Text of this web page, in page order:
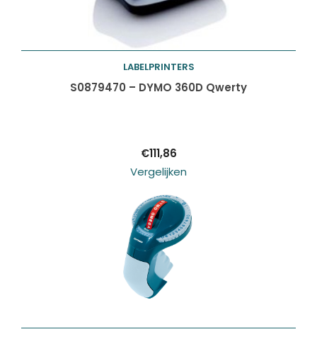
Toevoegen aan
LABELPRINTERS
S0879470 – DYMO 360D Qwerty
€111,86
Vergelijken